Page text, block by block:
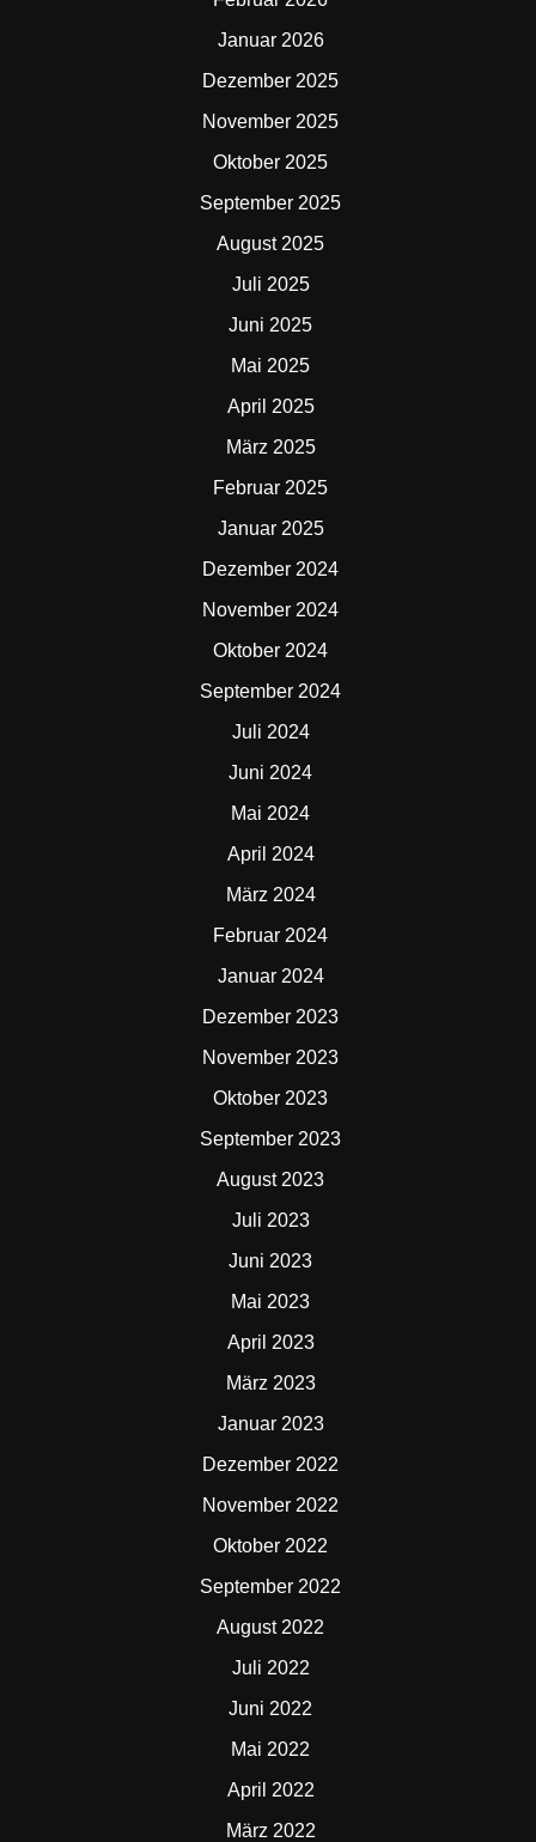
Januar 2026
Dezember 2025
November 2025
Oktober 2025
September 2025
August 2025
Juli 2025
Juni 2025
Mai 2025
April 2025
März 2025
Februar 2025
Januar 2025
Dezember 2024
November 2024
Oktober 2024
September 2024
Juli 2024
Juni 2024
Mai 2024
April 2024
März 2024
Februar 2024
Januar 2024
Dezember 2023
November 2023
Oktober 2023
September 2023
August 2023
Juli 2023
Juni 2023
Mai 2023
April 2023
März 2023
Januar 2023
Dezember 2022
November 2022
Oktober 2022
September 2022
August 2022
Juli 2022
Juni 2022
Mai 2022
April 2022
März 2022